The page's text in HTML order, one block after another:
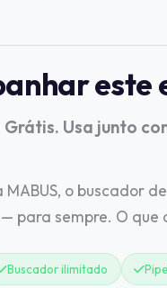
Grátis. Usa junto
MABUS, o buscador
— para sempre. O
Buscador ilimitado